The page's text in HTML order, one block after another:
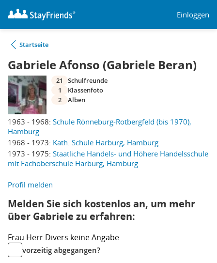
Einloggen
Startseite
Gabriele Afonso (Gabriele Beran)
1963 - 1968: Schule Rönneburg-Rotbergfeld (bis 1970),
Hamburg
1968 - 1973: Kath. Schule Harburg, Hamburg
1973 - 1975: Staatliche Handels- und Höhere Handelsschule
mit Fachoberschule Harburg, Hamburg
21
Schulfreunde
1
Klassenfoto
2
Alben
Profil melden
Melden Sie sich kostenlos an, um mehr
über Gabriele zu erfahren:
Frau Herr Divers keine Angabe
vorzeitig abgegangen?